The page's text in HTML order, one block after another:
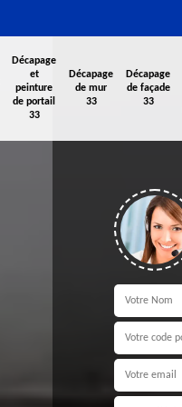
Décapage
et
peinture
de portail
33
Décapage
de mur
33
Décapage
de façade
33